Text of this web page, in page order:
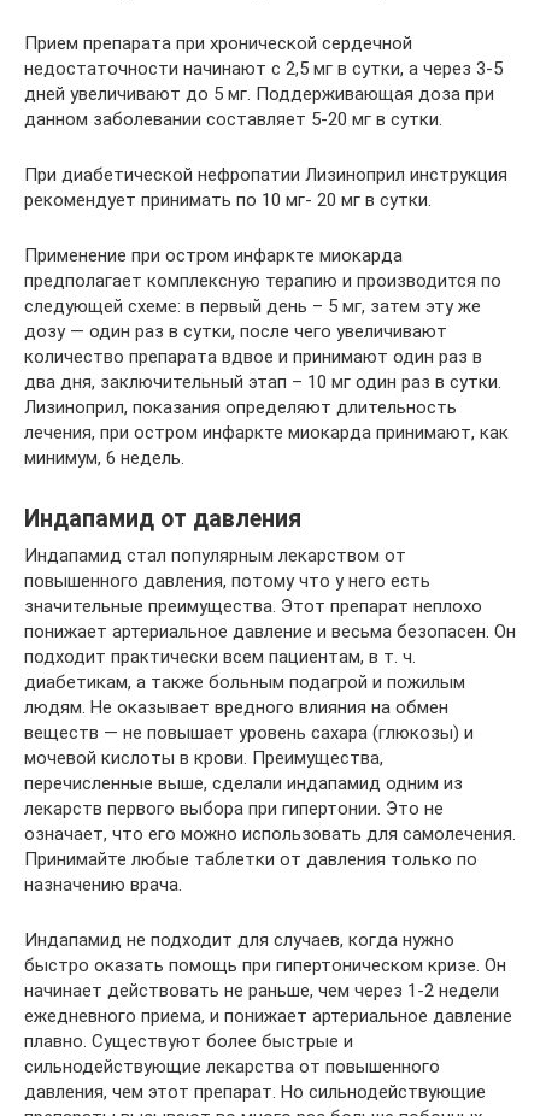
Прием препарата при хронической сердечной
недостаточности начинают с 2,5 мг в сутки, а через 3-5
дней увеличивают до 5 мг. Поддерживающая доза при
данном заболевании составляет 5-20 мг в сутки.
При диабетической нефропатии Лизиноприл инструкция
рекомендует принимать по 10 мг- 20 мг в сутки.
Применение при остром инфаркте миокарда
предполагает комплексную терапию и производится по
следующей схеме: в первый день – 5 мг, затем эту же
дозу — один раз в сутки, после чего увеличивают
количество препарата вдвое и принимают один раз в
два дня, заключительный этап – 10 мг один раз в сутки.
Лизиноприл, показания определяют длительность
лечения, при остром инфаркте миокарда принимают, как
минимум, 6 недель.
Индапамид от давления
Индапамид стал популярным лекарством от
повышенного давления, потому что у него есть
значительные преимущества. Этот препарат неплохо
понижает артериальное давление и весьма безопасен. Он
подходит практически всем пациентам, в т. ч.
диабетикам, а также больным подагрой и пожилым
людям. Не оказывает вредного влияния на обмен
веществ — не повышает уровень сахара (глюкозы) и
мочевой кислоты в крови. Преимущества,
перечисленные выше, сделали индапамид одним из
лекарств первого выбора при гипертонии. Это не
означает, что его можно использовать для самолечения.
Принимайте любые таблетки от давления только по
назначению врача.
Индапамид не подходит для случаев, когда нужно
быстро оказать помощь при гипертоническом кризе. Он
начинает действовать не раньше, чем через 1-2 недели
ежедневного приема, и понижает артериальное давление
плавно. Существуют более быстрые и
сильнодействующие лекарства от повышенного
давления, чем этот препарат. Но сильнодействующие